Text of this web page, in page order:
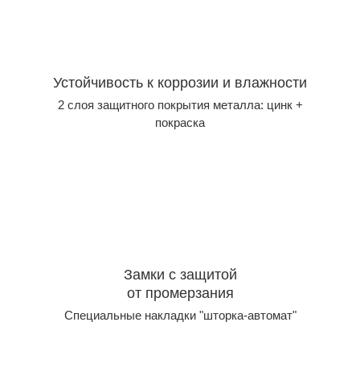
Устойчивость к коррозии и влажности
2 слоя защитного покрытия металла: цинк +
покраска
Замки с защитой
от промерзания
Специальные накладки "шторка-автомат"